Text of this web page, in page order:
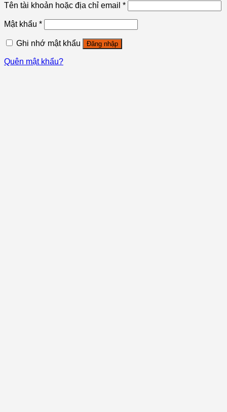
Tên tài khoản hoặc địa chỉ email *
Mật khẩu *
Ghi nhớ mật khẩu Đăng nhập
Quên mật khẩu?